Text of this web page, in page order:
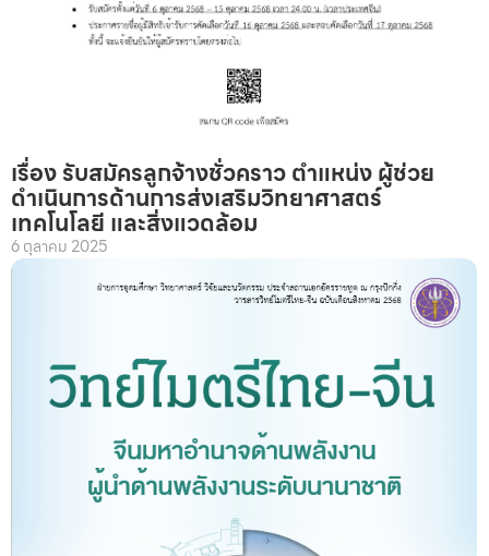
เรื่อง รับสมัครลูกจ้างชั่วคราว ตำแหน่ง ผู้ช่วย
ดำเนินการด้านการส่งเสริมวิทยาศาสตร์
เทคโนโลยี และสิ่งแวดล้อม
6 ตุลาคม 2025